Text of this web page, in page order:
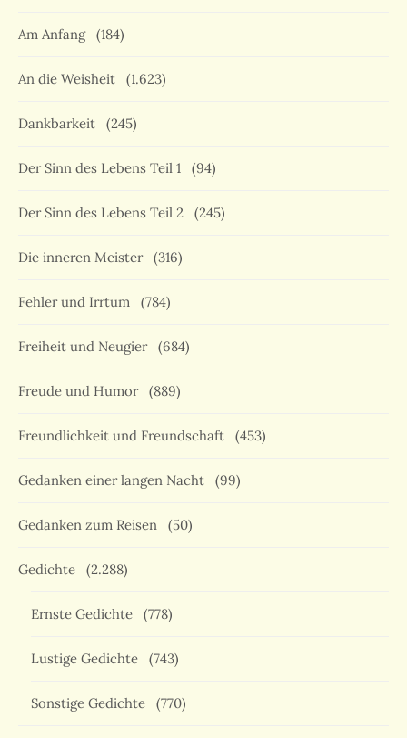
Am Anfang (184)
An die Weisheit (1.623)
Dankbarkeit (245)
Der Sinn des Lebens Teil 1 (94)
Der Sinn des Lebens Teil 2 (245)
Die inneren Meister (316)
Fehler und Irrtum (784)
Freiheit und Neugier (684)
Freude und Humor (889)
Freundlichkeit und Freundschaft (453)
Gedanken einer langen Nacht (99)
Gedanken zum Reisen (50)
Gedichte (2.288)
Ernste Gedichte (778)
Lustige Gedichte (743)
Sonstige Gedichte (770)